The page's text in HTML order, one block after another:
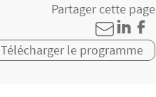
Partager cette page
Télécharger le programme